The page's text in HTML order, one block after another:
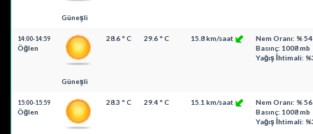
Güneşli
14:00-14:59
Öğlen
Güneşli
28.6 ° C 29.6 ° C 15.8 km/saat
Nem Oranı: % 54
Basınç: 1008 mb
Yağış İhtimali:
15:00-15:59
Öğlen
28.3 ° C 29.4 ° C 15.1 km/saat
Nem Oranı: % 56
Basınç: 1008 mb
Yağış İhtimali: